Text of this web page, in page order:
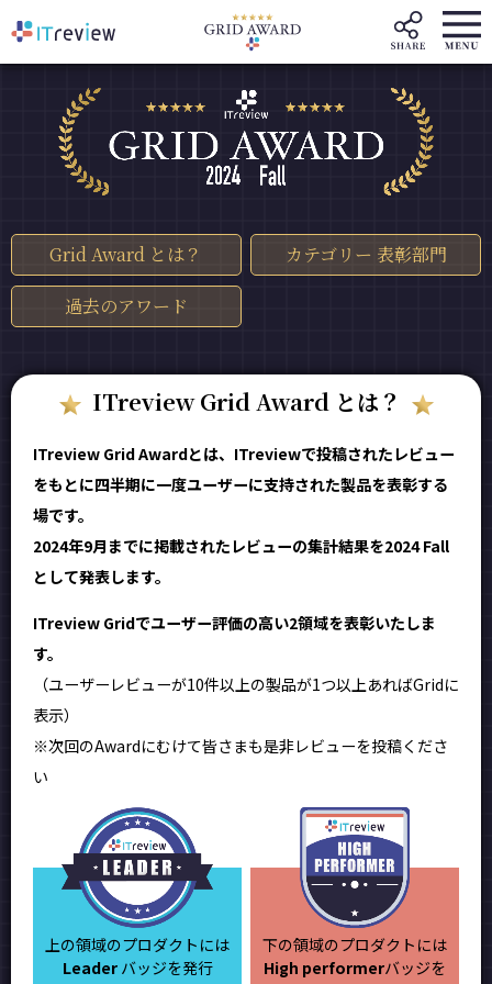
Grid Award とは？ カテゴリー 表彰部門
過去のアワード
ITreview Grid Award とは？
ITreview Grid Awardとは、ITreviewで投稿されたレビュー
をもとに四半期に一度ユーザーに支持された製品を表彰する
場です。
2024年9月までに掲載されたレビューの集計結果を2024 Fall
として発表します。
ITreview Gridでユーザー評価の高い2領域を表彰いたしま
す。
（ユーザーレビューが10件以上の製品が1つ以上あればGridに
表示）
※次回のAwardにむけて皆さまも是非レビューを投稿くださ
い
上の領域のプロダクトには
Leaderバッジを発行
下の領域のプロダクトには
High performerバッジを